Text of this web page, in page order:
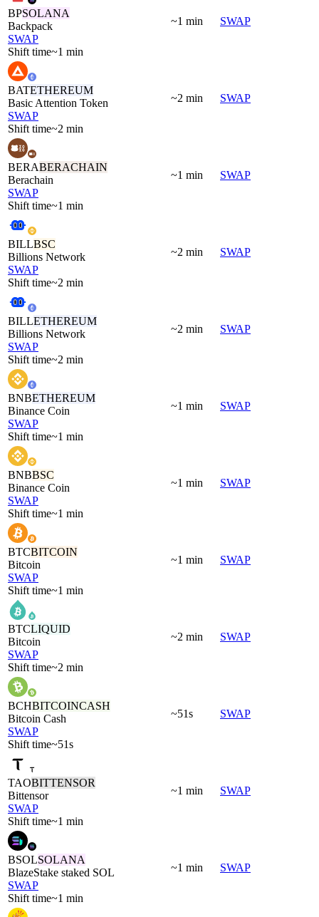
BPSOLANA
Backpack
SWAP
Shift time~1 min
~1 min SWAP
BATETHEREUM
Basic Attention Token
SWAP
Shift time~2 min
~2 min SWAP
BERABERACHAIN
Berachain
SWAP
Shift time~1 min
~1 min SWAP
BILLBSC
Billions Network
SWAP
Shift time~2 min
~2 min SWAP
BILLETHEREUM
Billions Network
SWAP
Shift time~2 min
~2 min SWAP
BNBETHEREUM
Binance Coin
SWAP
Shift time~1 min
~1 min SWAP
BNBBSC
Binance Coin
SWAP
Shift time~1 min
~1 min SWAP
BTCBITCOIN
Bitcoin
SWAP
Shift time~1 min
~1 min SWAP
BTCLIQUID
Bitcoin
SWAP
Shift time~2 min
~2 min SWAP
BCHBITCOINCASH
Bitcoin Cash
SWAP
Shift time~51s
~51s SWAP
TAOBITTENSOR
Bittensor
SWAP
Shift time~1 min
~1 min SWAP
BSOLSOLANA
BlazeStake staked SOL
SWAP
Shift time~1 min
~1 min SWAP